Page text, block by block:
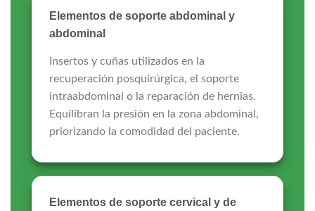
Elementos de soporte abdominal y
abdominal
Insertos y cuñas utilizados en la
recuperación posquirúrgica, el soporte
intraabdominal o la reparación de hernias.
Equilibran la presión en la zona abdominal,
priorizando la comodidad del paciente.
Elementos de soporte cervical y de